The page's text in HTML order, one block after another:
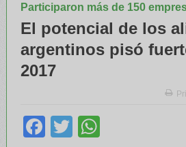
Participaron más de 150
El potencial de los
argentinos pisó
2017
Facebook
Twitter